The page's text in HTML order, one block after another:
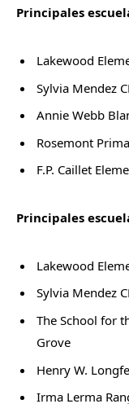
Principales
Lakewood
Sylvia Mendez
Annie Webb
Rosemont
F.P. Caillet
Principales
Lakewood
Sylvia Mendez
The School for
Grove
Henry W.
Irma Lerma